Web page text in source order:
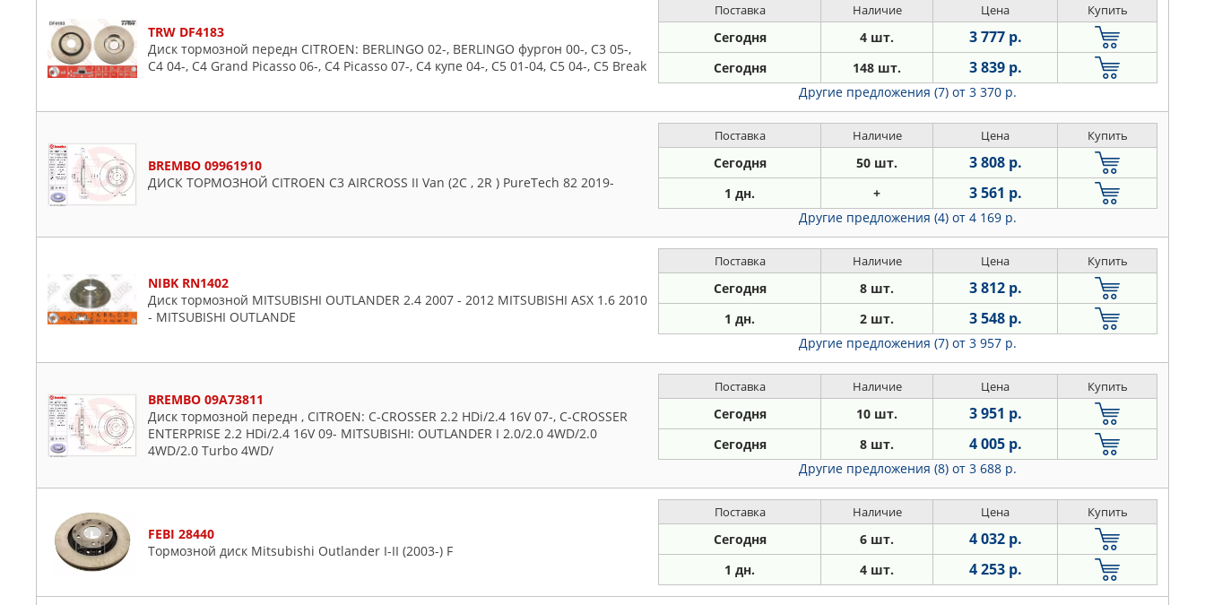
TRW DF4183
Диск тормозной передн CITROEN: BERLINGO 02-, BERLINGO фургон 00-, C3 05-,
C4 04-, C4 Grand Picasso 06-, C4 Picasso 07-, C4 купе 04-, C5 01-04, C5 04-, C5 Break
Поставка Наличие Цена Купить
Сегодня 4 шт. 3 777 р.
Сегодня 148 шт. 3 839 р.
Другие предложения (7) от 3 370 р.
BREMBO 09961910
ДИСК ТОРМОЗНОЙ CITROEN C3 AIRCROSS II Van (2C , 2R ) PureTech 82 2019-
Поставка Наличие Цена Купить
Сегодня 50 шт. 3 808 р.
1 дн. + 3 561 р.
Другие предложения (4) от 4 169 р.
NIBK RN1402
Диск тормозной MITSUBISHI OUTLANDER 2.4 2007 - 2012 MITSUBISHI ASX 1.6 2010
- MITSUBISHI OUTLANDE
Поставка Наличие Цена Купить
Сегодня 8 шт. 3 812 р.
1 дн. 2 шт. 3 548 р.
Другие предложения (7) от 3 957 р.
BREMBO 09A73811
Диск тормозной передн , CITROEN: C-CROSSER 2.2 HDi/2.4 16V 07-, C-CROSSER
ENTERPRISE 2.2 HDi/2.4 16V 09- MITSUBISHI: OUTLANDER I 2.0/2.0 4WD/2.0
4WD/2.0 Turbo 4WD/
Поставка Наличие Цена Купить
Сегодня 10 шт. 3 951 р.
Сегодня 8 шт. 4 005 р.
Другие предложения (8) от 3 688 р.
FEBI 28440
Тормозной диск Mitsubishi Outlander I-II (2003-) F
Поставка Наличие Цена Купить
Сегодня 6 шт. 4 032 р.
1 дн. 4 шт. 4 253 р.